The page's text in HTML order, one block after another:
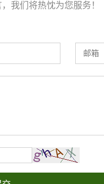
我们将热忱为您服务！